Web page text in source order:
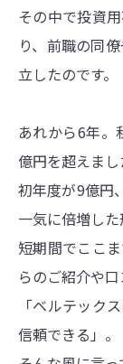
その中で投資
り、前職の同
立したのです。
あれから6年。
億円を超えまし
初年度が9億円
一気に倍増した
短期間でここ
らのご紹介や口
「ベルテック
信頼できる」。